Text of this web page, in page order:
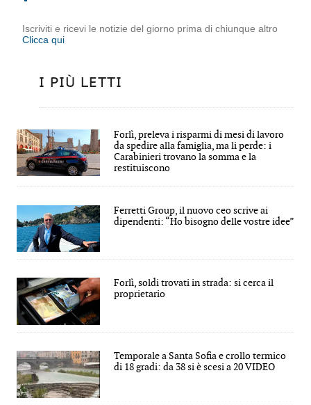
Iscriviti e ricevi le notizie del giorno prima di chiunque altro
Clicca qui
I PIÙ LETTI
Forlì, preleva i risparmi di mesi di lavoro
da spedire alla famiglia, ma li perde: i
Carabinieri trovano la somma e la
restituiscono
Ferretti Group, il nuovo ceo scrive ai
dipendenti: “Ho bisogno delle vostre idee”
Forlì, soldi trovati in strada: si cerca il
proprietario
Temporale a Santa Sofia e crollo termico
di 18 gradi: da 38 si è scesi a 20 VIDEO